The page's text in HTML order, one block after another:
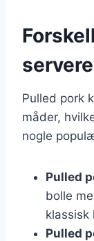
Pulled pork
måder,
nogle
Pulled
bolle
klassisk
Pulled